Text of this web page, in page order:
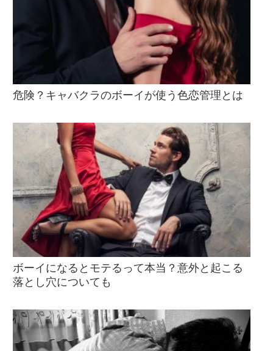
危険？キャバクラのボーイが使う色恋管理とは
ボーイになるとモテるって本当？意外と起こる
落とし穴についても